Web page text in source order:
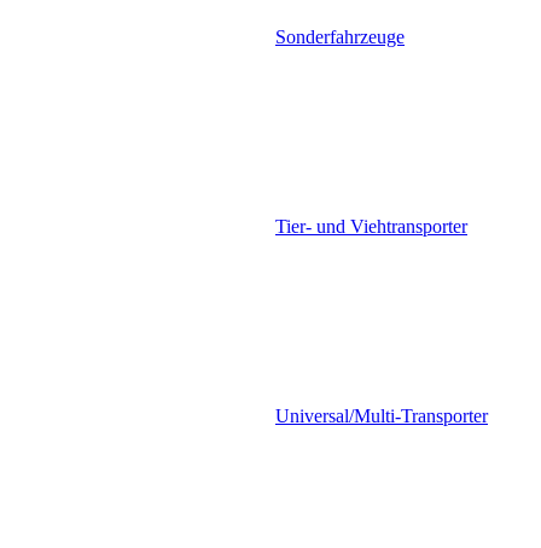
Sonderfahrzeuge
Tier- und Viehtransporter
Universal/Multi-Transporter